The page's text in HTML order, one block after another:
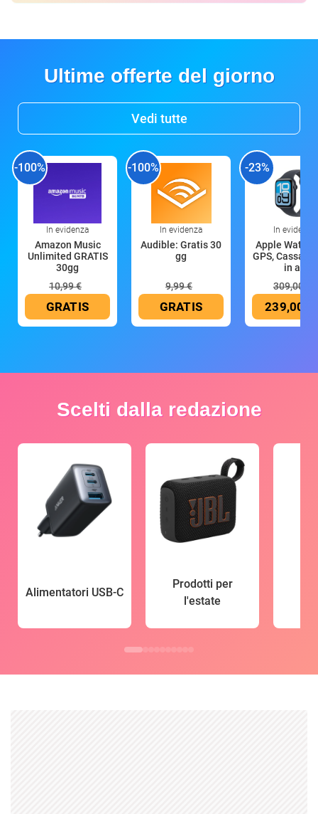
Ultime offerte del giorno
Vedi tutte
-100%
In evidenza
Amazon Music
Unlimited GRATIS
30gg
10,99 €
GRATIS
-100%
In evidenza
Audible: Gratis 30
gg
9,99 €
GRATIS
-23%
In evidenza
Apple Watch
GPS, Cassa
in all
309,00 €
239,00 €
Scelti dalla redazione
Alimentatori USB-C
Prodotti per
l'estate